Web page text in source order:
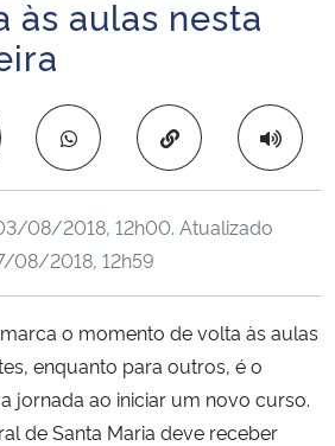
Inovações e Comunicações
às aulas nesta
Copiar para área
08/2018, 12h00. Atualizado
08/2018, 12h59
o momento de volta às aulas
enquanto para outros, é o
jornada ao iniciar um novo curso.
de Santa Maria deve receber